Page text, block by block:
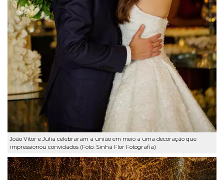
João Vitor e Julia celebraram a união em meio a uma decoração que
impressionou convidados (Foto: Sinhá Flor Fotografia)